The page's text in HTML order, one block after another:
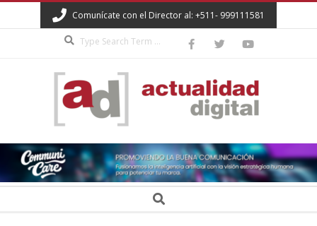
to
Comunícate con el Director al: +511- 999111581
ACTUALIDAD
DIGITAL Search